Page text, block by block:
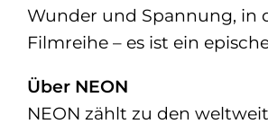
Wunder und Spannung, in
Filmreihe – es ist ein
Über NEON
NEON zählt zu den